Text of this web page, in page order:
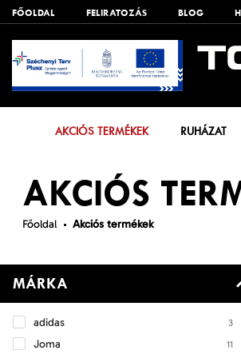
FŐOLDAL FELIRATOZÁS BLOG
AKCIÓS TERMÉKEK RUHÁZAT
AKCIÓS
Főoldal Akciós termékek
MÁRKA
adidas 3
Joma 11